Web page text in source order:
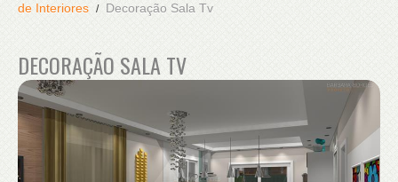
de Interiores
Decoração Sala Tv
DECORAÇÃO SALA TV